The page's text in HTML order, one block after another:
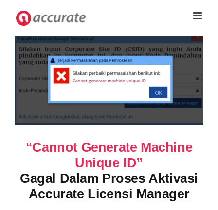
“Cannot Generate Machine
Unique ID”
Gagal Dalam Proses Aktivasi
Accurate Licensi Manager